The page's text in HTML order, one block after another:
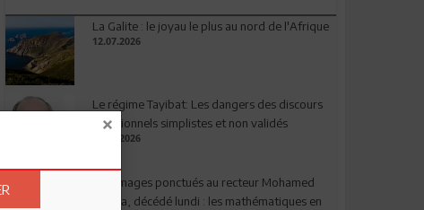
La Galite : le joyau le plus au nord de l'Afrique
12.07.2026
Le régime Tayibat: Les dangers des discours
nutritionnels simplistes et non validés
09.07.2026
Hommages ponctués au recteur Mohamed
Amara, décédé lundi : les mathématiques en